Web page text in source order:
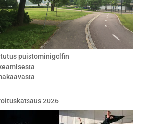
puistominigolfin
2026